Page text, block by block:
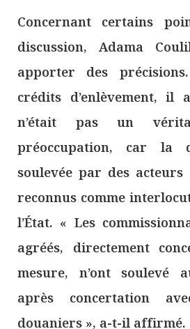
Concernant certains
discussion, Adama
apporter des précisions.
crédits d’enlèvement, il
n’était pas un
préoccupation, car la
soulevée par des
reconnus comme
l’État. « Les
agréés, directement
mesure, n’ont soulevé
après concertation
douaniers », a-t-il affirmé.